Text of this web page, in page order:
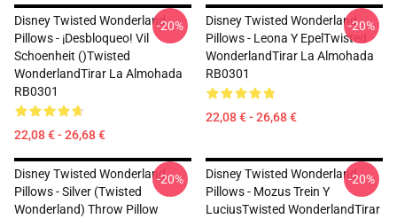
Disney Twisted Wonderland
Pillows - ¡Desbloqueo! Vil
Schoenheit ()Twisted
WonderlandTirar La Almohada
RB0301
22,08 € - 26,68 €
-20%
Disney Twisted Wonderland
Pillows - Leona Y EpelTwisted
WonderlandTirar La Almohada
RB0301
22,08 € - 26,68 €
-20%
Disney Twisted Wonderland
Pillows - Silver (Twisted
Wonderland) Throw Pillow
-20%
Disney Twisted Wonderland
Pillows - Mozus Trein Y
LuciusTwisted WonderlandTirar
-20%